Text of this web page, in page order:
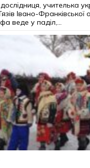
учителька
Івано-Франківської
веде у паділ,...